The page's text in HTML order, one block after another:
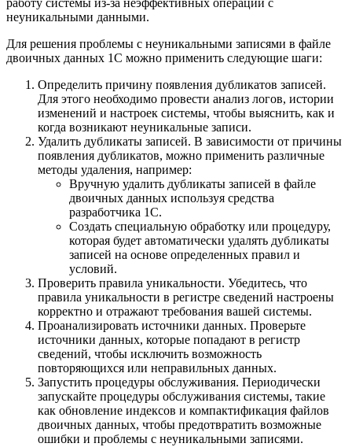
неуникальными данными.
Для решения проблемы с неуникальными записями в файле
двоичных данных 1С можно применить следующие шаги:
Определить причину появления дубликатов записей.
Для этого необходимо провести анализ логов, истории
изменений и настроек системы, чтобы выяснить, как и
когда возникают неуникальные записи.
Удалить дубликаты записей. В зависимости от причины
появления дубликатов, можно применить различные
методы удаления, например:
Вручную удалить дубликаты записей в файле
двоичных данных используя средства
разработчика 1С.
Создать специальную обработку или процедуру,
которая будет автоматически удалять дубликаты
записей на основе определенных правил и
условий.
Проверить правила уникальности. Убедитесь, что
правила уникальности в регистре сведений настроены
корректно и отражают требования вашей системы.
Проанализировать источники данных. Проверьте
источники данных, которые попадают в регистр
сведений, чтобы исключить возможность
повторяющихся или неправильных данных.
Запустить процедуры обслуживания. Периодически
запускайте процедуры обслуживания системы, такие
как обновление индексов и компактификация файлов
двоичных данных, чтобы предотвратить возможные
ошибки и проблемы с неуникальными записями.